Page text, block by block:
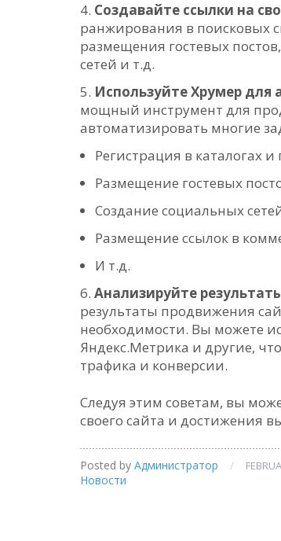
Создавайте ссылки на
ранжирования в поисковых
размещения гостевых
сетей и т.д.
Используйте Хрумер
мощный инструмент для
автоматизировать многие
Регистрация в каталогах
Размещение гостевых
Создание социальных
Размещение ссылок в
И т.д.
Анализируйте
результаты продвижения
необходимости. Вы можете
Яндекс.Метрика и другие,
трафика и конверсии.
Следуя этим советам, вы
своего сайта и достижения
Posted by Администратор /
Новости